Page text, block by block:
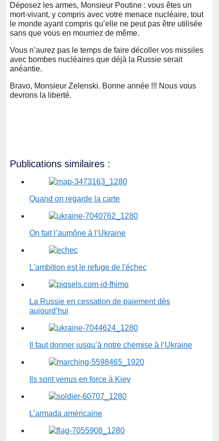
Déposez les armes, Monsieur Poutine : vous êtes un
mort-vivant, y compris avec votre menace nucléaire, tout
le monde ayant compris qu’elle ne peut pas être utilisée
sans que vous en mourriez de même.
Vous n’aurez pas le temps de faire décoller vos missiles
avec bombes nucléaires que déjà la Russie serait
anéantie.
Bravo, Monsieur Zelenski. Bonne année !!! Nous vous
devrons la liberté.
Publications similaires :
Quand on regarde la carte
On fait l’aumône à l’Ukraine
L'ambition est le refuge de l'échec
La Russie en cessation de paiement dès
aujourd’hui
Il faut donner jusqu’à notre chemise à l’Ukraine
Ils sont venus en force à Kiev
L’armada américaine